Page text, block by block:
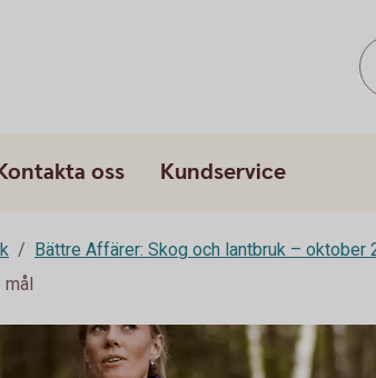
oss Kundservice
Bättre Affärer: Skog och lantbruk – oktober
mål